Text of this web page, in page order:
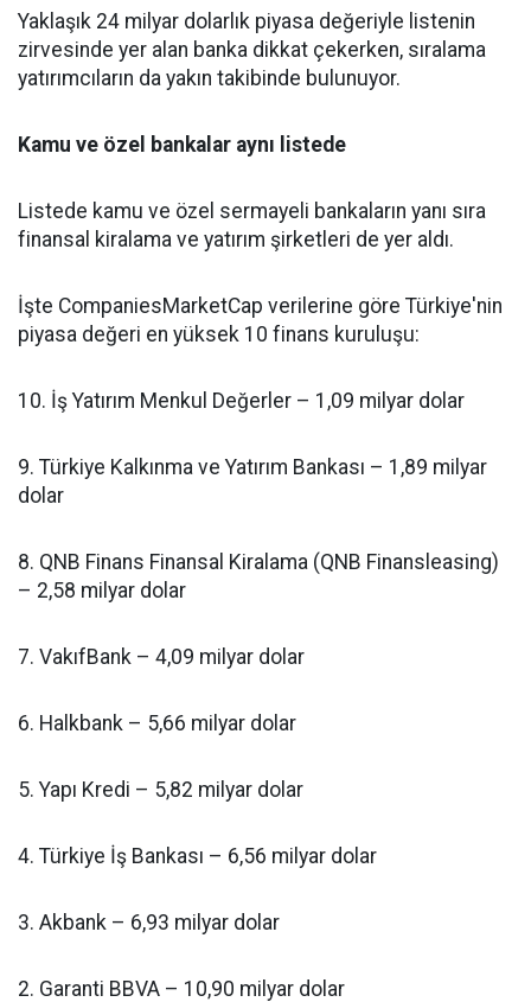
Yaklaşık 24 milyar dolarlık piyasa değeriyle listenin
zirvesinde yer alan banka dikkat çekerken, sıralama
yatırımcıların da yakın takibinde bulunuyor.
Kamu ve özel bankalar aynı listede
Listede kamu ve özel sermayeli bankaların yanı sıra
finansal kiralama ve yatırım şirketleri de yer aldı.
İşte CompaniesMarketCap verilerine göre Türkiye'nin
piyasa değeri en yüksek 10 finans kuruluşu:
10. İş Yatırım Menkul Değerler – 1,09 milyar dolar
9. Türkiye Kalkınma ve Yatırım Bankası – 1,89 milyar
dolar
8. QNB Finans Finansal Kiralama (QNB Finansleasing)
– 2,58 milyar dolar
7. VakıfBank – 4,09 milyar dolar
6. Halkbank – 5,66 milyar dolar
5. Yapı Kredi – 5,82 milyar dolar
4. Türkiye İş Bankası – 6,56 milyar dolar
3. Akbank – 6,93 milyar dolar
2. Garanti BBVA – 10,90 milyar dolar